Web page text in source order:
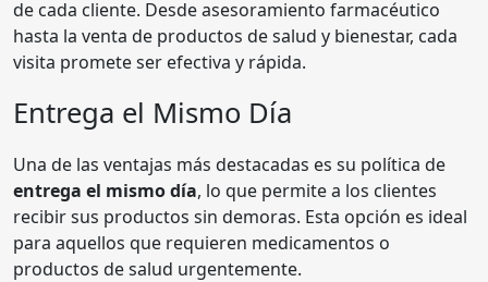
de cada cliente. Desde asesoramiento farmacéutico
hasta la venta de productos de salud y bienestar, cada
visita promete ser efectiva y rápida.
Entrega el Mismo Día
Una de las ventajas más destacadas es su política de
entrega el mismo día, lo que permite a los clientes
recibir sus productos sin demoras. Esta opción es ideal
para aquellos que requieren medicamentos o
productos de salud urgentemente.